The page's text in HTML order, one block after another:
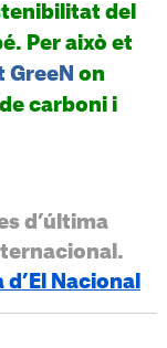
del
Per això et
on
carboni i
d’última
Nacional